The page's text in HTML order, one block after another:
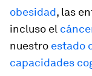
obesidad, las
incluso el
nuestro estado
capacidades